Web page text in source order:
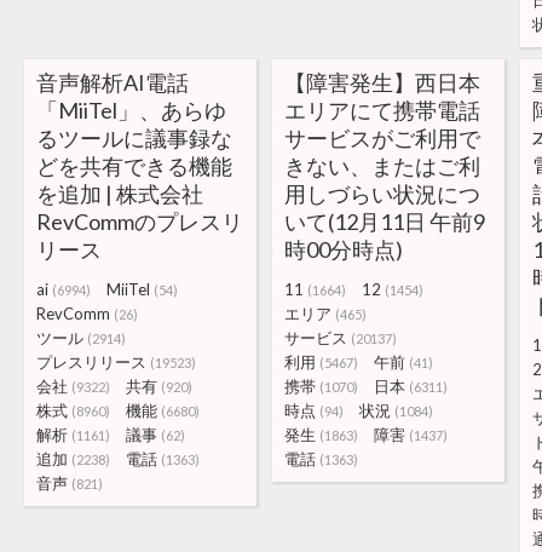
音声解析AI電話
「MiiTel」、あらゆ
るツールに議事録な
どを共有できる機能
を追加 | 株式会社
RevCommのプレスリ
リース
ai (6994) MiiTel (54)
RevComm (26)
ツール (2914)
プレスリリース (19523)
会社 (9322) 共有 (920)
株式 (8960) 機能 (6680)
解析 (1161) 議事 (62)
追加 (2238) 電話 (1363)
音声 (821)
【障害発生】西日本
エリアにて携帯電話
サービスがご利用で
きない、またはご利
用しづらい状況につ
いて(12月11日 午前9
時00分時点)
11 (1664) 12 (1454)
エリア (465)
サービス (20137)
利用 (5467) 午前 (41)
携帯 (1070) 日本 (6311)
時点 (94) 状況 (1084)
発生 (1863) 障害 (1437)
電話 (1363)